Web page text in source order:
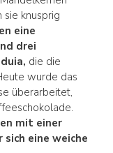
sie knusprig
eine
drei
die die
wurde das
überarbeitet,
mit einer
sich eine weiche